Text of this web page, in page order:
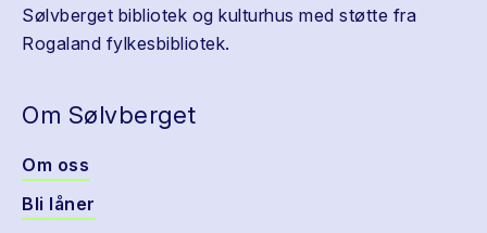
Sølvberget bibliotek og kulturhus med støtte fra
Rogaland fylkesbibliotek.
Om Sølvberget
Om oss
Bli låner